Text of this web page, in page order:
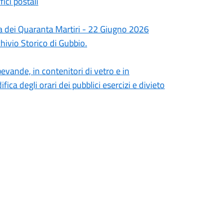
Quaranta Martiri - 22 Giugno 2026
Storico di Gubbio.
in contenitori di vetro e in
degli orari dei pubblici esercizi e divieto